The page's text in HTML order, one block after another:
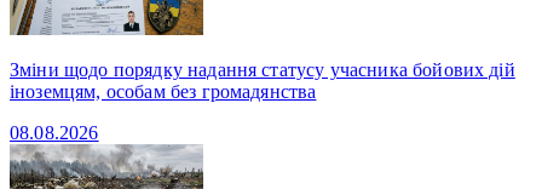
Зміни щодо порядку надання статусу учасника бойових дій
іноземцям, особам без громадянства
08.08.2026